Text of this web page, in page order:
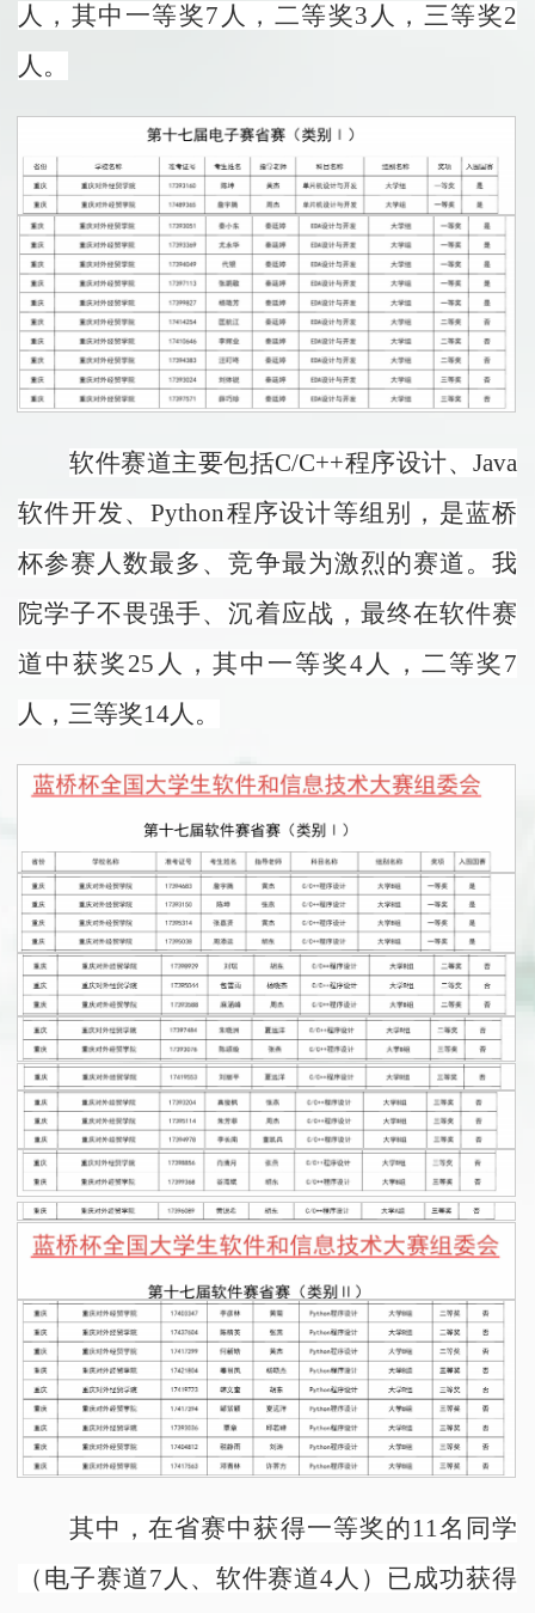
人，其中一等奖7人，二等奖3人，三等奖2
人。
软件赛道主要包括C/C++程序设计、Java
软件开发、Python程序设计等组别，是蓝桥
杯参赛人数最多、竞争最为激烈的赛道。我
院学子不畏强手、沉着应战，最终在软件赛
道中获奖25人，其中一等奖4人，二等奖7
人，三等奖14人。
其中，在省赛中获得一等奖的11名同学
（电子赛道7人、软件赛道4人）已成功获得